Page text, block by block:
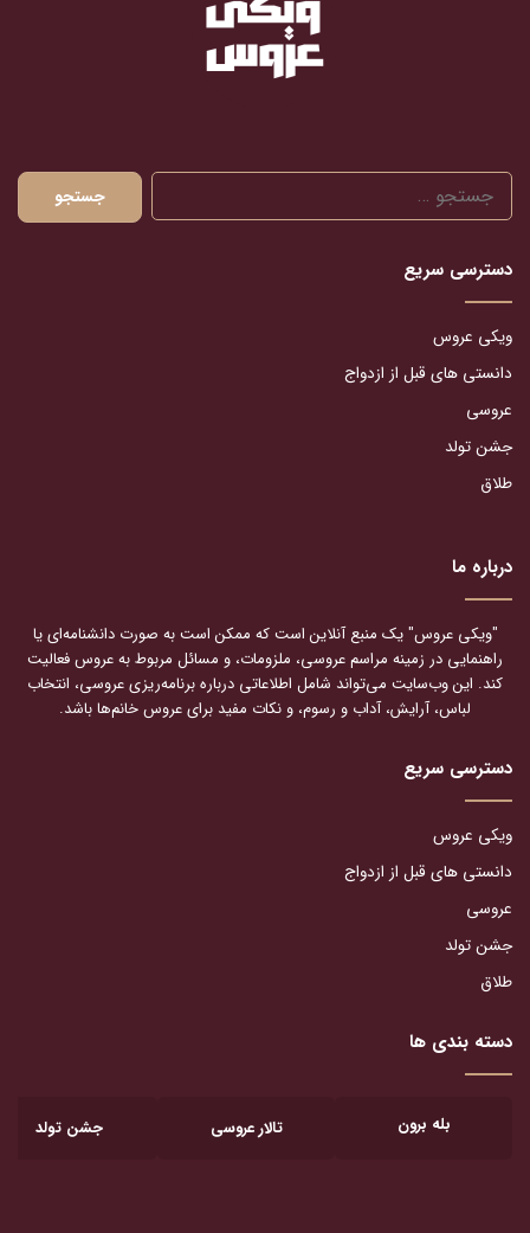
جستجو
برای:
دسترسی سریع
ویکی عروس
دانستی های قبل از ازدواج
عروسی
جشن تولد
طلاق
درباره ما
"ویکی عروس" یک منبع آنلاین است که ممکن است به صورت دانشنامه‌ای یا
راهنمایی در زمینه مراسم عروسی، ملزومات، و مسائل مربوط به عروس فعالیت
کند. این وب‌سایت می‌تواند شامل اطلاعاتی درباره برنامه‌ریزی عروسی، انتخاب
لباس، آرایش، آداب و رسوم، و نکات مفید برای عروس خانم‌ها باشد.
دسترسی سریع
ویکی عروس
دانستی های قبل از ازدواج
عروسی
جشن تولد
طلاق
دسته بندی ها
بله برون تالار عروسی جشن تولد